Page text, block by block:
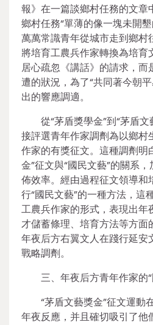
報》在一篇談鄉村任務的文章
鄉村任務“單薄的像一塊未開
萬萬常識青年從城市走到鄉村
將培育工農兵作家轉換為培育
居心疏忽《講話》的請求，而
遭的狀況，為了“共同著今朝
出的響應調適。
從“茅盾獎學金”到“茅盾
接評選青年作家調劑為以鄉村
作家的有獎征文。這種調劑明
金”征文與“國民文藝”的關系
佈效率。經由過程征文領導和
行“國民文藝”的一種方法，這
工農兵作家的形式，表現出年
才儲蓄條理、培育方法等方面
年夜后方右翼文人在踐行延安
戰略調劑。
三、年夜后方青年作家的
“茅盾文藝獎金”征文運動
年夜反應，并且確切吸引了他